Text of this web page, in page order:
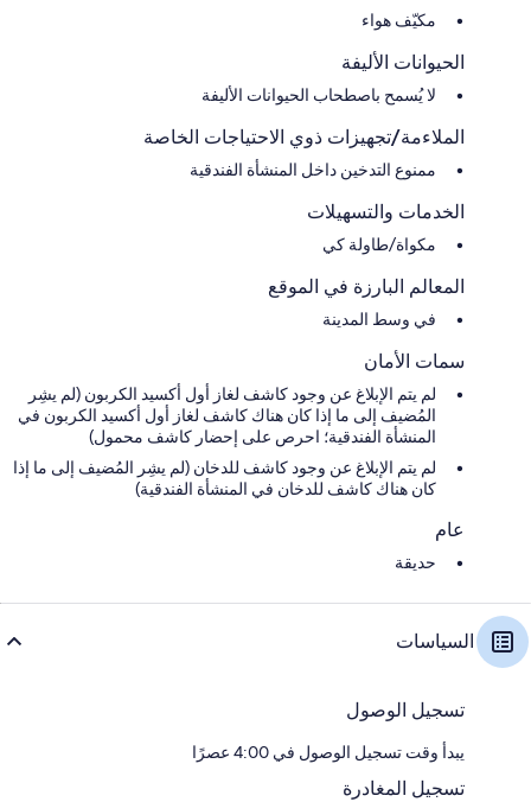
مكيّف هواء
الحيوانات الأليفة
لا يُسمح باصطحاب الحيوانات الأليفة
الملاءمة/تجهيزات ذوي الاحتياجات الخاصة
ممنوع التدخين داخل المنشأة الفندقية
الخدمات والتسهيلات
مكواة/طاولة كي
المعالم البارزة في الموقع
في وسط المدينة
سمات الأمان
لم يتم الإبلاغ عن وجود كاشف لغاز أول أكسيد الكربون (لم يشِر
المُضيف إلى ما إذا كان هناك كاشف لغاز أول أكسيد الكربون في
المنشأة الفندقية؛ احرص على إحضار كاشف محمول)
لم يتم الإبلاغ عن وجود كاشف للدخان (لم يشِر المُضيف إلى ما إذا
كان هناك كاشف للدخان في المنشأة الفندقية)
عام
حديقة
السياسات
تسجيل الوصول
يبدأ وقت تسجيل الوصول في 4:00 عصرًا
تسجيل المغادرة